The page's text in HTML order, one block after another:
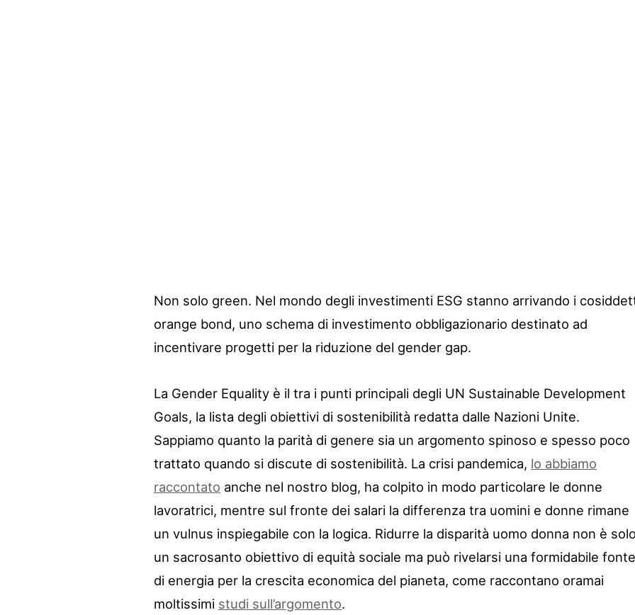
Non solo green. Nel mondo degli investimenti ESG stanno arrivando i
orange bond, uno schema di investimento obbligazionario destinato ad
incentivare progetti per la riduzione del gender gap.
La Gender Equality è il tra i punti principali degli UN Sustainable Development
Goals, la lista degli obiettivi di sostenibilità redatta dalle Nazioni Unite.
Sappiamo quanto la parità di genere sia un argomento spinoso e spesso poco
trattato quando si discute di sostenibilità. La crisi pandemica, lo abbiamo
raccontato anche nel nostro blog, ha colpito in modo particolare le donne
lavoratrici, mentre sul fronte dei salari la differenza tra uomini e donne rimane
un vulnus inspiegabile con la logica. Ridurre la disparità uomo donna non è
un sacrosanto obiettivo di equità sociale ma può rivelarsi una formidabile fonte
di energia per la crescita economica del pianeta, come raccontano oramai
moltissimi studi sull’argomento.